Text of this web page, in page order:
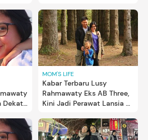
Dekat
MOM'S LIFE
Kabar Terbaru Lusy
Rahmawaty Eks AB Three,
Kini Jadi Perawat Lansia di